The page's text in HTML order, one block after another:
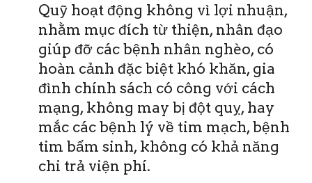
Quỹ hoạt động không vì lợi nhuận,
nhằm mục đích từ thiện, nhân đạo
giúp đỡ các bệnh nhân nghèo, có
hoàn cảnh đặc biệt khó khăn, gia
đình chính sách có công với cách
mạng, không may bị đột quỵ, hay
mắc các bệnh lý về tim mạch, bệnh
tim bẩm sinh, không có khả năng
chi trả viện phí.